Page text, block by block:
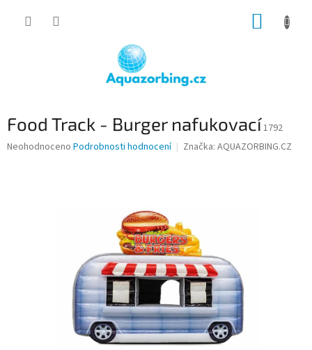
Food Track - Burger nafukovací1792
Průměrné
Neohodnoceno Podrobnosti hodnocení Značka: AQUAZORBING.CZ